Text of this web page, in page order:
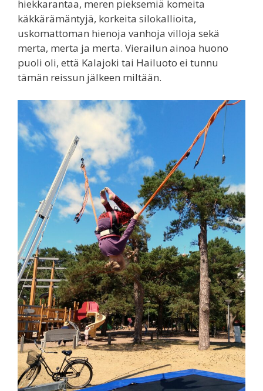
hiekkarantaa, meren pieksemiä komeita
käkkärämäntyjä, korkeita silokallioita,
uskomattoman hienoja vanhoja villoja sekä
merta, merta ja merta. Vierailun ainoa huono
puoli oli, että Kalajoki tai Hailuoto ei tunnu
tämän reissun jälkeen miltään.